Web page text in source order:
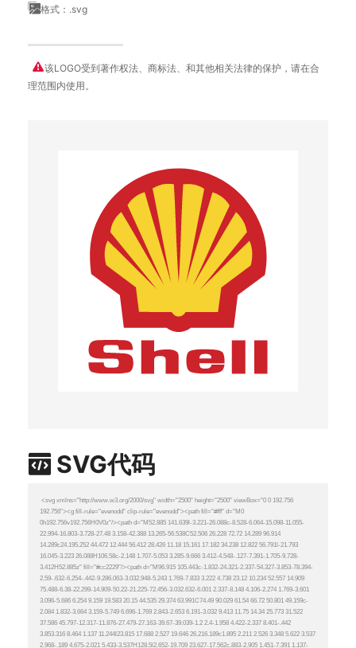
格式：.svg
该LOGO受到著作权法、商标法、和其他相关法律的保护，请在合
理范围内使用。
SVG代码